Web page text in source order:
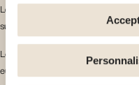
bon fonctionnement du
La transmission des données à
sur le consentement préalable.
Le Groupe peut transférer Vos
européenne, à condition de